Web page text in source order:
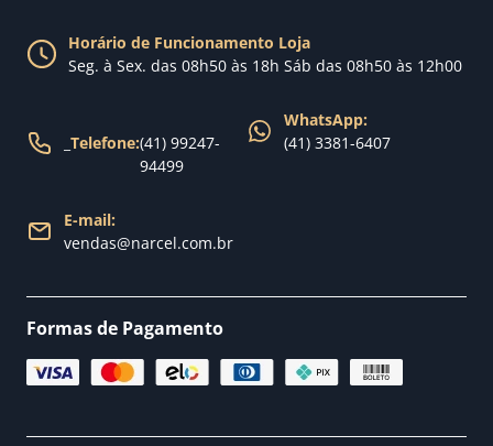
Nossa loja
Política de Trocas
Política de Entrega
Horário de Funcionamento Loja
Seg. à Sex. das 08h50 às 18h Sáb das 08h50 às 12h00
Telefone:(41) 99247-
94499
WhatsApp:
(41) 3381-6407
E-mail:
vendas@narcel.com.br
Formas de Pagamento